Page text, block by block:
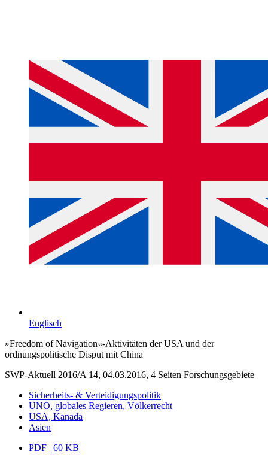
Englisch
»Freedom of Navigation«-Aktivitäten der USA und der
ordnungspolitische Disput mit China
SWP-Aktuell 2016/A 14, 04.03.2016, 4 Seiten Forschungsgebiete
Sicherheits- & Verteidigungspolitik
UNO, globales Regieren, Völkerrecht
USA, Kanada
Asien
PDF | 60 KB